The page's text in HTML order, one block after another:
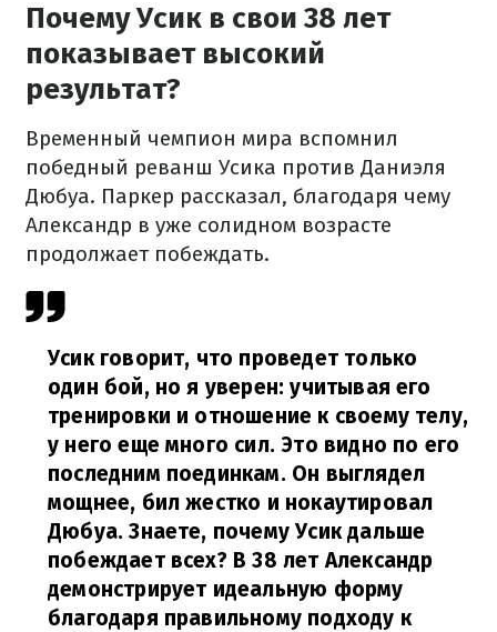
Почему Усик в свои 38 лет
показывает высокий
результат?
Временный чемпион мира вспомнил
победный реванш Усика против Даниэля
Дюбуа. Паркер рассказал, благодаря чему
Александр в уже солидном возрасте
продолжает побеждать.
Усик говорит, что проведет только
один бой, но я уверен: учитывая его
тренировки и отношение к своему телу,
у него еще много сил. Это видно по его
последним поединкам. Он выглядел
мощнее, бил жестко и нокаутировал
Дюбуа. Знаете, почему Усик дальше
побеждает всех? В 38 лет Александр
демонстрирует идеальную форму
благодаря правильному подходу к